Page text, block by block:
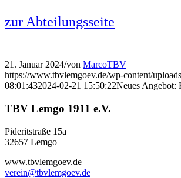
zur Abteilungsseite
21. Januar 2024/von MarcoTBV
https://www.tbvlemgoev.de/wp-content/
08:01:432024-02-21 15:50:22Neues Angebot:
TBV Lemgo 1911 e.V.
Pideritstraße 15a
32657 Lemgo
www.tbvlemgoev.de
verein@tbvlemgoev.de